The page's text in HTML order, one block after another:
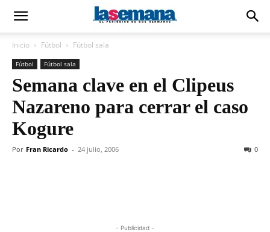
Inicio Fútbol Fútbol sala
Fútbol Fútbol sala
Semana clave en el Clipeus
Nazareno para cerrar el caso
Kogure
Por Fran Ricardo - 24 julio, 2006 0
- Publicidad -